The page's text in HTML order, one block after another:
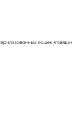
кошек /